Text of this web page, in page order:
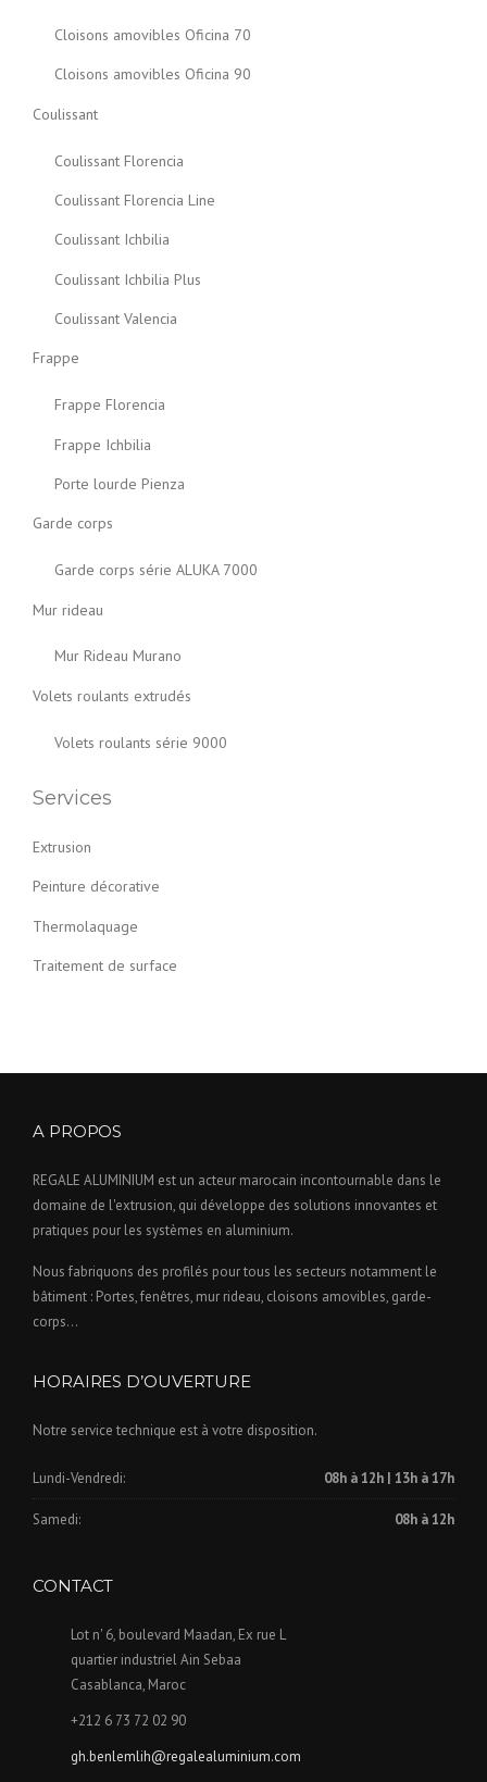
Cloisons amovibles Oficina 70
Cloisons amovibles Oficina 90
Coulissant
Coulissant Florencia
Coulissant Florencia Line
Coulissant Ichbilia
Coulissant Ichbilia Plus
Coulissant Valencia
Frappe
Frappe Florencia
Frappe Ichbilia
Porte lourde Pienza
Garde corps
Garde corps série ALUKA 7000
Mur rideau
Mur Rideau Murano
Volets roulants extrudés
Volets roulants série 9000
Services
Extrusion
Peinture décorative
Thermolaquage
Traitement de surface
A PROPOS
REGALE ALUMINIUM est un acteur marocain incontournable dans le
domaine de l'extrusion, qui développe des solutions innovantes et
pratiques pour les systèmes en aluminium.
Nous fabriquons des profilés pour tous les secteurs notamment le
bâtiment : Portes, fenêtres, mur rideau, cloisons amovibles, garde-
corps…
HORAIRES D’OUVERTURE
Notre service technique est à votre disposition.
Lundi-Vendredi: 08h à 12h | 13h à 17h
Samedi: 08h à 12h
CONTACT
Lot n' 6, boulevard Maadan, Ex rue L
quartier industriel Ain Sebaa
Casablanca, Maroc
+212 6 73 72 02 90
gh.benlemlih@regalealuminium.com